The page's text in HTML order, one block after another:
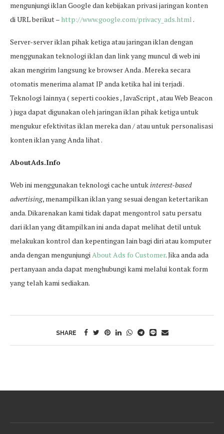
mengunjungi iklan Google dan kebijakan privasi jaringan konten
di URL berikut – http://www.google.com/privacy_ads.html.
Server-server iklan pihak ketiga atau jaringan iklan dengan
menggunakan teknologi iklan dan link yang muncul di web ini
akan mengirim langsung ke browser Anda . Mereka secara
otomatis menerima alamat IP anda ketika hal ini terjadi .
Teknologi lainnya ( seperti cookies , JavaScript , atau Web Beacon
) juga dapat digunakan oleh jaringan iklan pihak ketiga untuk
mengukur efektivitas iklan mereka dan / atau untuk personalisasi
konten iklan yang Anda lihat .
AboutAds.Info
Web ini menggunakan teknologi cache untukinterest-based
advertising, menampilkan iklan yang sesuai dengan ketertarikan
anda. Dikarenakan kami tidak dapat mengontrol satu persatu
dari iklan yang ditampilkan ini anda dapat melihat detil untuk
melakukan kontrol dan kepentingan lain bagi diri atau komputer
anda dengan mengunjungiAbout Ads fo Customer. Jika anda ada
pertanyaan anda dapat menghubungi kami melalui kontak form
yang telah kami sediakan.
SHARE